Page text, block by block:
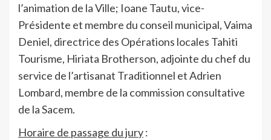
l’animation de la Ville; Ioane Tautu, vice-
Présidente et membre du conseil municipal, Vaima
Deniel, directrice des Opérations locales Tahiti
Tourisme, Hiriata Brotherson, adjointe du chef du
service de l’artisanat Traditionnel et Adrien
Lombard, membre de la commission consultative
de la Sacem.
Horaire de passage du jury: